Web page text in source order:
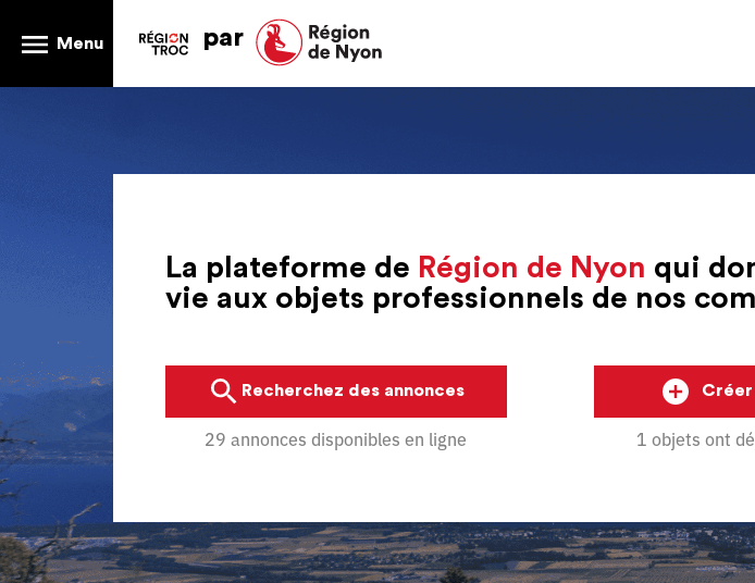
Menu par
La plateforme de Région de Nyon qui
vie aux objets professionnels de nos
Recherchez des annonces
29 annonces disponibles en ligne
Créer
1 objets ont